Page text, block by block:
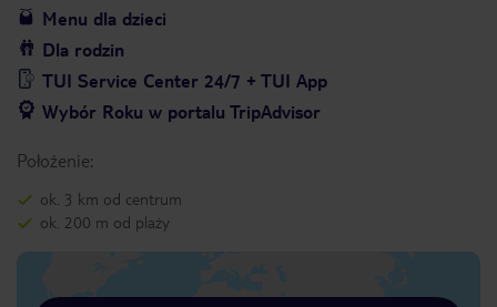
Menu dla dzieci
Dla rodzin
TUI Service Center 24/7 + TUI App
Wybór Roku w portalu TripAdvisor
Położenie:
ok. 3 km od centrum
ok. 200 m od plaży